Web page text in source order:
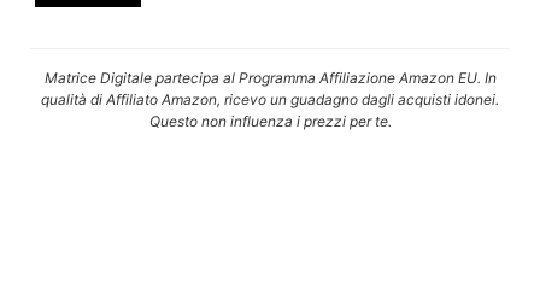
Matrice Digitale partecipa al Programma Affiliazione Amazon EU. In
qualità di Affiliato Amazon, ricevo un guadagno dagli acquisti idonei.
Questo non influenza i prezzi per te.